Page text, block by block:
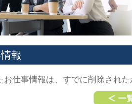
報
お仕事情報は、すでに削除された